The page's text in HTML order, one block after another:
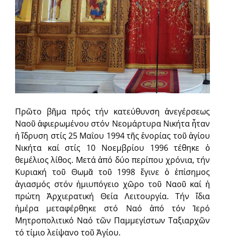
Πρῶτο βῆμα πρός τήν κατεύθυνση ἀνεγέρσεως
Ναοῦ ἀφιερωμένου στόν Νεομάρτυρα Νικήτα ἦταν
ἡ ἵδρυση στίς 25 Μαΐου 1994 τῆς ἐνορίας τοῦ ἁγίου
Νικήτα καί στίς 10 Νοεμβρίου 1996 τέθηκε ὁ
θεμέλιος λίθος. Μετά ἀπό δύο περίπου χρόνια, τήν
Κυριακή τοῦ Θωμᾶ τοῦ 1998 ἔγινε ὁ ἐπίσημος
ἁγιασμός στόν ἡμιυπόγειο χῶρο τοῦ Ναοῦ καί ἡ
πρώτη Ἀρχιερατική Θεία Λειτουργία. Τήν ἴδια
ἡμέρα μεταφέρθηκε στό Ναό ἀπό τόν Ἱερό
Μητροπολιτικό Ναό τῶν Παμμεγίστων Ταξιαρχῶν
τό τίμιο λείψανο τοῦ Ἁγίου.